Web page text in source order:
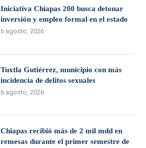
Iniciativa Chiapas 200 busca detonar
inversión y empleo formal en el estado
6 agosto, 2026
Tuxtla Gutiérrez, municipio con más
incidencia de delitos sexuales
6 agosto, 2026
Chiapas recibió más de 2 mil mdd en
remesas durante el primer semestre de